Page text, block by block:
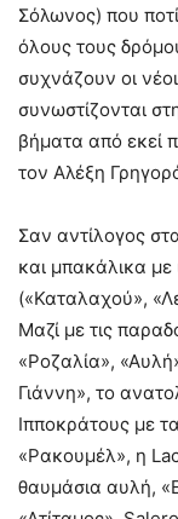
Σόλωνος) που
όλους τους
συχνάζουν οι
συνωστίζονται
βήματα από εκεί
τον Αλέξη
Σαν αντίλογος
και μπακάλικα με
(«Καταλαχού»,
Μαζί με τις
«Ροζαλία»,
Γιάννη», το
Ιπποκράτους με
«Ρακουμέλ», η
θαυμάσια αυλή,